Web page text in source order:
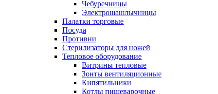
Чебуречницы
Электрошашлычницы
Палатки торговые
Посуда
Противни
Стерилизаторы для ножей
Тепловое оборудование
Витрины тепловые
Зонты вентиляционные
Кипятильники
Котлы пищеварочные